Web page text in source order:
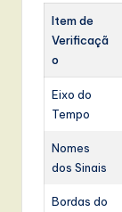
Item de
Verificaçã
o
Eixo do
Tempo
Nomes
dos Sinais
Bordas do